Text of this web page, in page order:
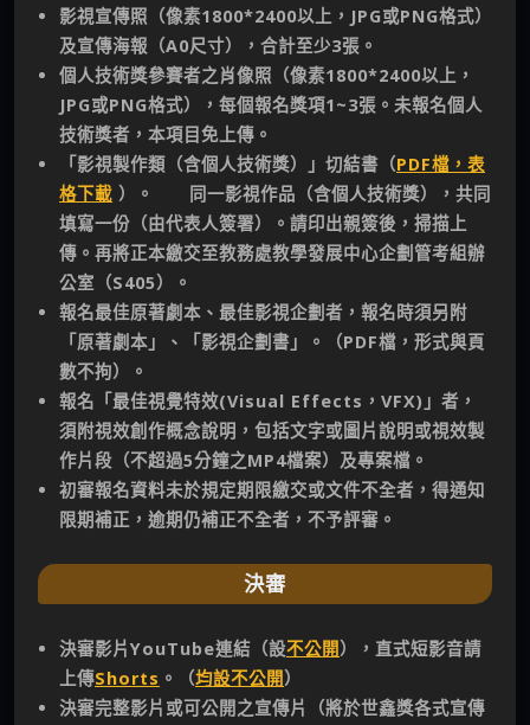
影視宣傳照（像素1800*2400以上，JPG或PNG格式）
及宣傳海報（A0尺寸），合計至少3張。
個人技術獎參賽者之肖像照（像素1800*2400以上，
JPG或PNG格式），每個報名獎項1~3張。未報名個人
技術獎者，本項目免上傳。
「影視製作類（含個人技術獎）」切結書（PDF檔，表
格下載 ）。 同一影視作品（含個人技術獎），共同
填寫一份（由代表人簽署）。請印出親簽後，掃描上
傳。再將正本繳交至教務處教學發展中心企劃管考組辦
公室（S405）。
報名最佳原著劇本、最佳影視企劃者，報名時須另附
「原著劇本」、「影視企劃書」。（PDF檔，形式與頁
數不拘）。
報名「最佳視覺特效(Visual Effects，VFX)」者，
須附視效創作概念說明，包括文字或圖片說明或視效製
作片段（不超過5分鐘之MP4檔案）及專案檔。
初審報名資料未於規定期限繳交或文件不全者，得通知
限期補正，逾期仍補正不全者，不予評審。
決審
決審影片YouTube連結（設不公開），直式短影音請
上傳Shorts 。 （均設不公開）
決審完整影片或可公開之宣傳片（將於世鑫獎各式宣傳